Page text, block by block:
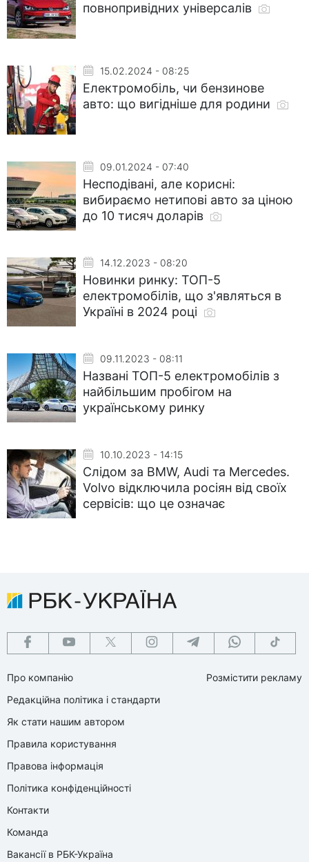
повнопривідних універсалів
15.02.2024 - 08:25
Електромобіль, чи бензинове
авто: що вигідніше для родини
09.01.2024 - 07:40
Несподівані, але корисні:
вибираємо нетипові авто за ціною
до 10 тисяч доларів
14.12.2023 - 08:20
Новинки ринку: ТОП-5
електромобілів, що з'являться в
Україні в 2024 році
09.11.2023 - 08:11
Названі ТОП-5 електромобілів з
найбільшим пробігом на
українському ринку
10.10.2023 - 14:15
Слідом за BMW, Audi та Mercedes.
Volvo відключила росіян від своїх
сервісів: що це означає
Про компанію
Редакційна політика і стандарти
Як стати нашим автором
Правила користування
Правова інформація
Політика конфіденційності
Контакти
Команда
Вакансії в РБК-Україна
Розмістити рекламу